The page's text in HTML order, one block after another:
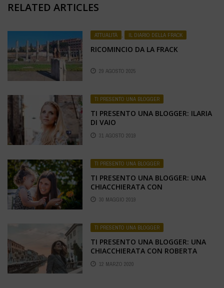
RELATED ARTICLES
ATTUALITÀ , IL DIARIO DELLA FRACK
RICOMINCIO DA LA FRACK
29 AGOSTO 2025
TI PRESENTO UNA BLOGGER
TI PRESENTO UNA BLOGGER: ILARIA
DI VAIO
31 AGOSTO 2019
TI PRESENTO UNA BLOGGER
TI PRESENTO UNA BLOGGER: UNA
CHIACCHIERATA CON
MAMMAPUNTOACAPO
30 MAGGIO 2019
TI PRESENTO UNA BLOGGER
TI PRESENTO UNA BLOGGER: UNA
CHIACCHIERATA CON ROBERTA
ASCIONE
12 MARZO 2020